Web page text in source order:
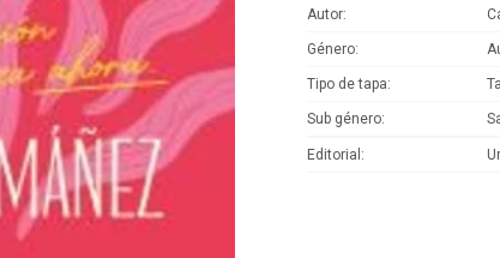
Autor
Género
Tipo de tapa
Sub género
Editorial